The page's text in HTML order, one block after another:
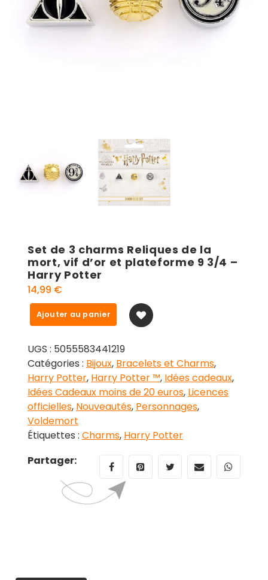
Set de 3 charms Reliques de la
mort, vif d’or et plateforme 9 3/4 –
Harry Potter
14,99 €
quantité
de
de
3
charms
Reliques
de
la
mort,
d’or
plateforme
Ajouter au panier
UGS : 5055583441219
Catégories : Bijoux, Bracelets et Charms,
Harry Potter, Harry Potter ™, Idées cadeaux,
Idées Cadeaux moins de 20 euros, Licences
officielles, Nouveautés, Personnages,
Voldemort
Étiquettes : Charms, Harry Potter
Partager: